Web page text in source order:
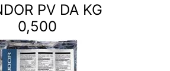
PV DA KG
0,500